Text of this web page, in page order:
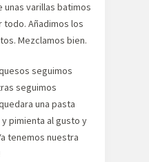
unas varillas batimos
Añadimos los
Mezclamos bien.
seguimos
seguimos
una pasta
pimienta al gusto y
tenemos nuestra